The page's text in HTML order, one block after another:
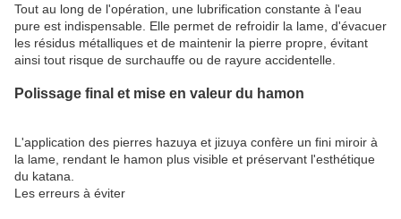
Tout au long de l'opération, une lubrification constante à l'eau
pure est indispensable. Elle permet de refroidir la lame, d'évacuer
les résidus métalliques et de maintenir la pierre propre, évitant
ainsi tout risque de surchauffe ou de rayure accidentelle.
Polissage final et mise en valeur du hamon
L'application des pierres hazuya et jizuya confère un fini miroir à
la lame, rendant le hamon plus visible et préservant l'esthétique
du katana.
Les erreurs à éviter